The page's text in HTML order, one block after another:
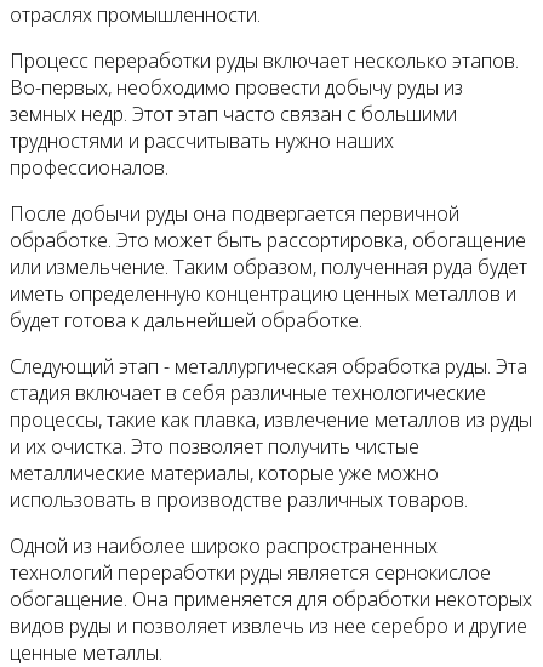
отраслях промышленности.
Процесс переработки руды включает несколько этапов.
Во-первых, необходимо провести добычу руды из
земных недр. Этот этап часто связан с большими
трудностями и рассчитывать нужно наших
профессионалов.
После добычи руды она подвергается первичной
обработке. Это может быть рассортировка, обогащение
или измельчение. Таким образом, полученная руда будет
иметь определенную концентрацию ценных металлов и
будет готова к дальнейшей обработке.
Следующий этап - металлургическая обработка руды. Эта
стадия включает в себя различные технологические
процессы, такие как плавка, извлечение металлов из руды
и их очистка. Это позволяет получить чистые
металлические материалы, которые уже можно
использовать в производстве различных товаров.
Одной из наиболее широко распространенных
технологий переработки руды является сернокислое
обогащение. Она применяется для обработки некоторых
видов руды и позволяет извлечь из нее серебро и другие
ценные металлы.